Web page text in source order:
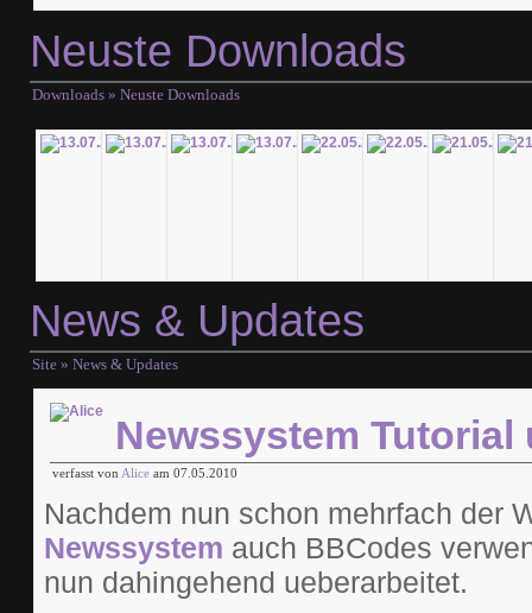
Neuste Downloads
Downloads » Neuste Downloads
News & Updates
Site » News & Updates
Newssystem Tutorial
verfasst von Alice am 07.05.2010
Nachdem nun schon mehrfach der
Newssystem auch BBCodes
nun dahingehend ueberarbeitet.